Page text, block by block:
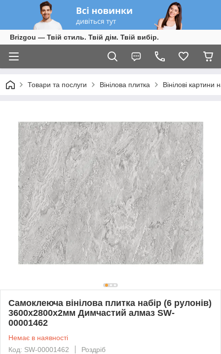
Brizgou — Твій стиль. Твій дім. Твій вибір.
Товари та послуги Вінілова плитка Вінілові картини
Самоклеюча вінілова плитка набір (6 рулонів)
3600х2800х2мм Димчастий алмаз SW-
00001462
Немає в наявності
Код: SW-00001462
Роздріб